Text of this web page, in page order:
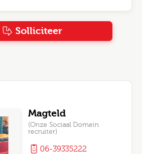
Solliciteer
Magteld
(Onze Sociaal Domein
recruiter)
06-39335222